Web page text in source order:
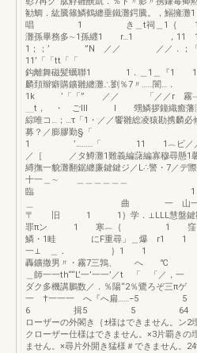
勧鯛．紘騰篠鱗鶴纏垂鐵灘鍔騰。，
唱 1 き＿t祠＿1｛ 1＼＼＼
灘孫畢務多∼1孫纒1 r…1 ，11
1；；’ ”N ／／ ／／．；「
11’「「tt「「 ／
鈎離舞磁髪蠣聯1 1．＿1＿『1 1
麟頚辮癖購鑛雛纏灘∴劉％7〃……
1k ’「「” ／／ 「／／r 霧
＿t， ・ ごIII l 甥鱗拶鐘織癒藩灘
綜唯コ…；…τ「1・／／饗雛総凌猿勘携麟必
募？／膨膠勤§「 「
1 ’………「 11 1︷ビ／／・
／［ ／タ鱒灘1難義編藷編寡穆尋
縛撫一貌灘翻鋸纏廉鍵鍵ジ／L∴警
十一＿∼ ＿＿＿＿＿＿
臨 1
＿ 曲 一 山一一
〒 旧 1 1｝学．⊥LLL慧盤鍵雛嚢
罪πン 1 寒︷｛ 1 窪1錘騰
鱗・1畦 にF重尋」
一⊥ ＿． ｝1 1 寸・
轟鑛撒男〃・霧7三鶉、 へ ℃ ．
＿師一一th““L’一’一一’／t 「 「／，
ダク多機講鵬数／．％陽“2％鷺ろ
一 †一一一 へ『へ扁
6 揖5 5 64 1 ポ…隔
ローザーの外閣き｛±様はできません。ン2
クローザー仕様はできません。×3片覇きの
ません。×尋片外開き猛様＃できません。